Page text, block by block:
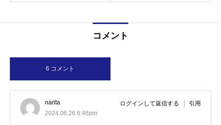
コメント
6 コメント
narita
2024.06.26 6:46pm
ログインして返信する 引用